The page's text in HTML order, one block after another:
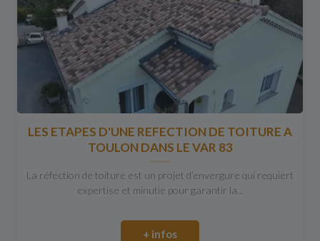
LES ETAPES D'UNE REFECTION DE TOITURE A
TOULON DANS LE VAR 83
La réfection de toiture est un projet d’envergure qui requiert
expertise et minutie pour garantir la...
+ infos